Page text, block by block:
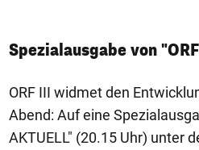
Spezialausgabe von
ORF III widmet den
Abend: Auf eine
AKTUELL" (20.15 Uhr) unter